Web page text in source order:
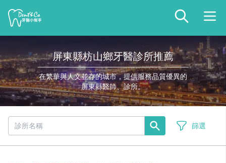
屏東縣枋山鄉牙醫診所推薦
在繁華與人文並存的城市，提供服務品質優異的
屏東縣醫師、診所。
篩選